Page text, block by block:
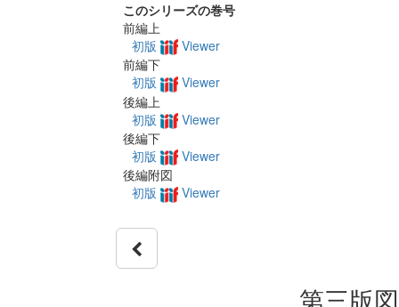
このシリーズの巻号
前編上
初版
Viewer
前編下
初版
Viewer
後編上
初版
Viewer
後編下
初版
Viewer
後編附図
初版
Viewer
第三版